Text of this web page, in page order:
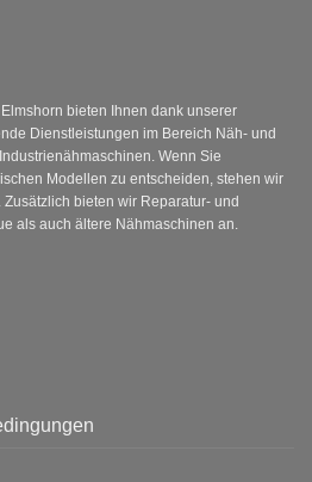
bieten Ihnen dank unserer
Dienstleistungen im Bereich Näh- und
Wenn Sie
Modellen zu entscheiden, stehen wir
bieten wir Reparatur- und
als auch ältere Nähmaschinen an.